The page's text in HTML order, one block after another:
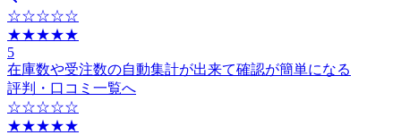
☆☆☆☆☆
★★★★★
5
在庫数や受注数の自動集計が出来て確認が簡単になる
評判・口コミ一覧へ
☆☆☆☆☆
★★★★★